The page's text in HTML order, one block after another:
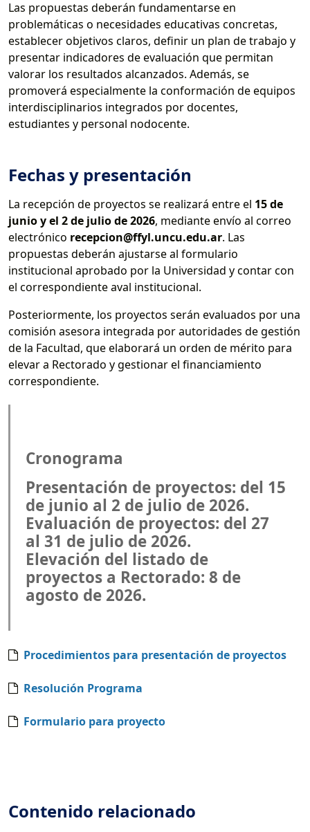
Las propuestas deberán fundamentarse en
problemáticas o necesidades educativas concretas,
establecer objetivos claros, definir un plan de trabajo y
presentar indicadores de evaluación que permitan
valorar los resultados alcanzados. Además, se
promoverá especialmente la conformación de equipos
interdisciplinarios integrados por docentes,
estudiantes y personal nodocente.
Fechas y presentación
La recepción de proyectos se realizará entre el 15 de
junio y el 2 de julio de 2026, mediante envío al correo
electrónico recepcion@ffyl.uncu.edu.ar. Las
propuestas deberán ajustarse al formulario
institucional aprobado por la Universidad y contar con
el correspondiente aval institucional.
Posteriormente, los proyectos serán evaluados por una
comisión asesora integrada por autoridades de gestión
de la Facultad, que elaborará un orden de mérito para
elevar a Rectorado y gestionar el financiamiento
correspondiente.
Cronograma
Presentación de proyectos: del 15
de junio al 2 de julio de 2026.
Evaluación de proyectos: del 27
al 31 de julio de 2026.
Elevación del listado de
proyectos a Rectorado: 8 de
agosto de 2026.
Procedimientos para presentación de proyectos
Resolución Programa
Formulario para proyecto
Contenido relacionado